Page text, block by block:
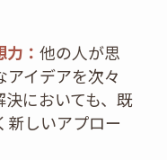
： 他の人が思
アイデアを次々
においても、既
新しいアプロー